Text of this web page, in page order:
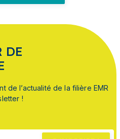
DE
de l’actualité de la filière EMR
!